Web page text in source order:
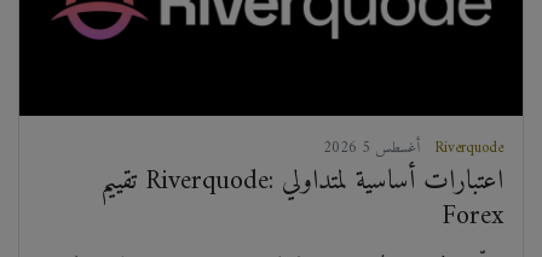
Riverquode
تقييم Riverquode: اعتبارات أساسية لمتداولي
Forex